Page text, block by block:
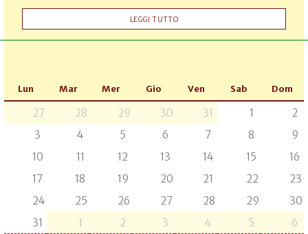
LEGGI TUTTO
Lun Mar Mer Gio Ven Sab Dom
27 28 29 30 31 1
2
3
4 5 6 7 8
9
10
11 12 13 14 15
16
17
18 19 20 21 22
23
24
25 26 27 28 29
30
31
1 2 3 4 5 6